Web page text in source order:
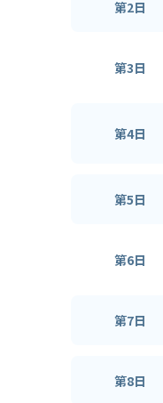
第2日
第3日
第4日
第5日
第6日
第7日
第8日